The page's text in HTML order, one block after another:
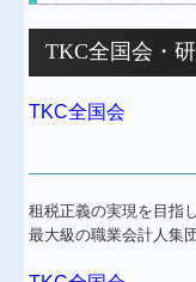
料金について
建設業会計
TKC全国会・
TKC全国会
租税正義の実現を目指
最大級の職業会計人集